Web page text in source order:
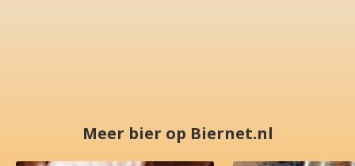
Meer bier op Biernet.nl